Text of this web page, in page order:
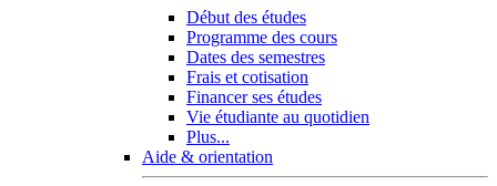
Début des études
Programme des cours
Dates des semestres
Frais et cotisation
Financer ses études
Vie étudiante au quotidien
Plus...
Aide & orientation